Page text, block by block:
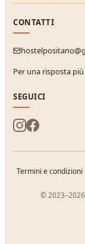
CONTATTI
Per una risposta
SEGUICI
Termini e condizioni
©